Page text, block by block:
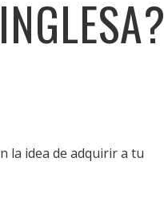
la idea de adquirir a tu